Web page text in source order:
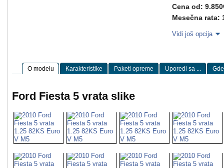
Cena od:
Mesečna rata:
Vidi još opcija
O modelu Karakteristike Paketi opreme Uporedi sa ...
Ford Fiesta 5 vrata slike